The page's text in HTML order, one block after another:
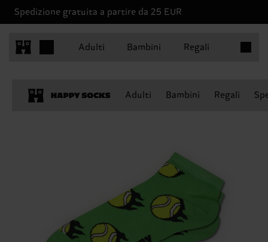
Spedizione gratuita a partire da 25 EUR
Adulti Bambini Regali
Adulti Bambini Regali